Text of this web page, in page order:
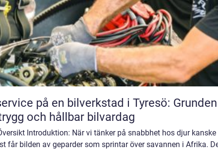
på en bilverkstad i Tyresö:
och hållbar bilvardag
Introduktion: När vi tänker på snabbhet hos djur kanske
får bilden av geparder som sprintar över savannen i Afrika.